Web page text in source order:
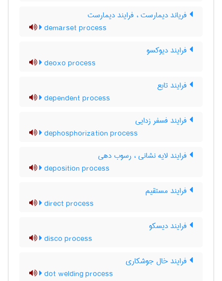
فریاند دیمارست ، فرایند دیمارست
demarset process
فرایند دیوکسو
deoxo process
فرایند تابع
dependent process
فرایند فسفر زدایی
dephosphorization process
فرایند لایه نشانی ، رسوب دهی
deposition process
فرایند مستقیم
direct process
فرایند دیسکو
disco process
فرایند خال جوشکاری
dot welding process